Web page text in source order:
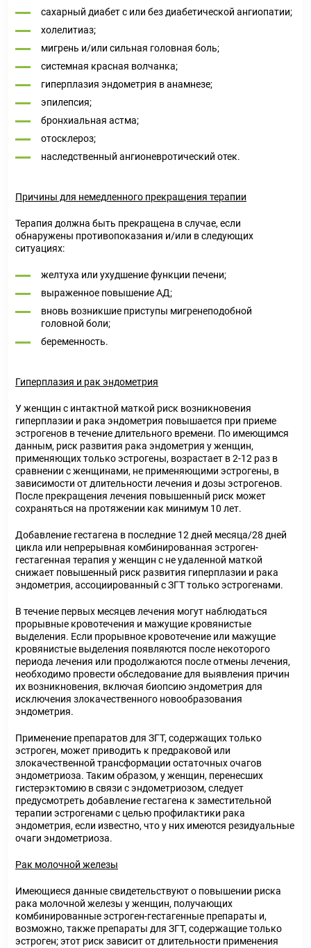
сахарный диабет с или без диабетической ангиопатии;
холелитиаз;
мигрень и/или сильная головная боль;
системная красная волчанка;
гиперплазия эндометрия в анамнезе;
эпилепсия;
бронхиальная астма;
отосклероз;
наследственный ангионевротический отек.
Причины для немедленного прекращения терапии
Терапия должна быть прекращена в случае, если
обнаружены противопоказания и/или в следующих
ситуациях:
желтуха или ухудшение функции печени;
выраженное повышение АД;
вновь возникшие приступы мигренеподобной
головной боли;
беременность.
Гиперплазия и рак эндометрия
У женщин с интактной маткой риск возникновения
гиперплазии и рака эндометрия повышается при приеме
эстрогенов в течение длительного времени. По имеющимся
данным, риск развития рака эндометрия у женщин,
применяющих только эстрогены, возрастает в 2-12 раз в
сравнении с женщинами, не применяющими эстрогены, в
зависимости от длительности лечения и дозы эстрогенов.
После прекращения лечения повышенный риск может
сохраняться на протяжении как минимум 10 лет.
Добавление гестагена в последние 12 дней месяца/28 дней
цикла или непрерывная комбинированная эстроген-
гестагенная терапия у женщин с не удаленной маткой
снижает повышенный риск развития гиперплазии и рака
эндометрия, ассоциированный с ЗГТ только эстрогенами.
В течение первых месяцев лечения могут наблюдаться
прорывные кровотечения и мажущие кровянистые
выделения. Если прорывное кровотечение или мажущие
кровянистые выделения появляются после некоторого
периода лечения или продолжаются после отмены лечения,
необходимо провести обследование для выявления причин
их возникновения, включая биопсию эндометрия для
исключения злокачественного новообразования
эндометрия.
Применение препаратов для ЗГТ, содержащих только
эстроген, может приводить к предраковой или
злокачественной трансформации остаточных очагов
эндометриоза. Таким образом, у женщин, перенесших
гистерэктомию в связи с эндометриозом, следует
предусмотреть добавление гестагена к заместительной
терапии эстрогенами с целью профилактики рака
эндометрия, если известно, что у них имеются резидуальные
очаги эндометриоза.
Рак молочной железы
Имеющиеся данные свидетельствуют о повышении риска
рака молочной железы у женщин, получающих
комбинированные эстроген-гестагенные препараты и,
возможно, также препараты для ЗГТ, содержащие только
эстроген; этот риск зависит от длительности применения